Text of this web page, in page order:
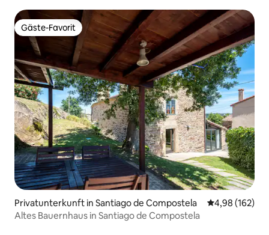
Gäste-Favorit
Gäste-Favorit
Privatunterkunft in Santiago de Compostela
4,98 (162)
Altes Bauernhaus in Santiago de Compostela